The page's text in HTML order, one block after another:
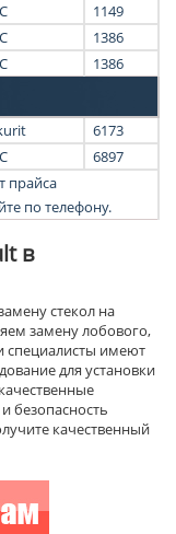
1149
1386
1386
6173
6897
прайса
по телефону.
в
стекол на
замену лобового,
специалисты имеют
для установки
безопасность
качественный